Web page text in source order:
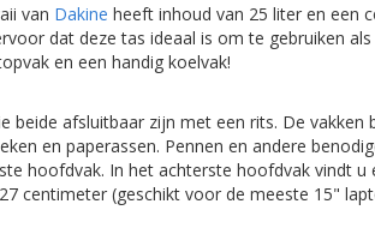
van Dakine heeft inhoud van 25 liter en een
dat deze tas ideaal is om te gebruiken
en een handig koelvak!
beide afsluitbaar zijn met een rits. De vakken
en paperassen. Pennen en andere
hoofdvak. In het achterste hoofdvak vindt u
centimeter (geschikt voor de meeste 15"